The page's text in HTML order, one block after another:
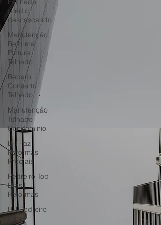
prédio
descascando
Manutenção
Reforma
Pintura
Telhado
Reparo
Conserto
Telhado
Manutenção
Telhado
Condomínio
BH Faz
Reformas
Prediais
Pedreiro Top
Brasil
Reformas
BH Pedreiro
para